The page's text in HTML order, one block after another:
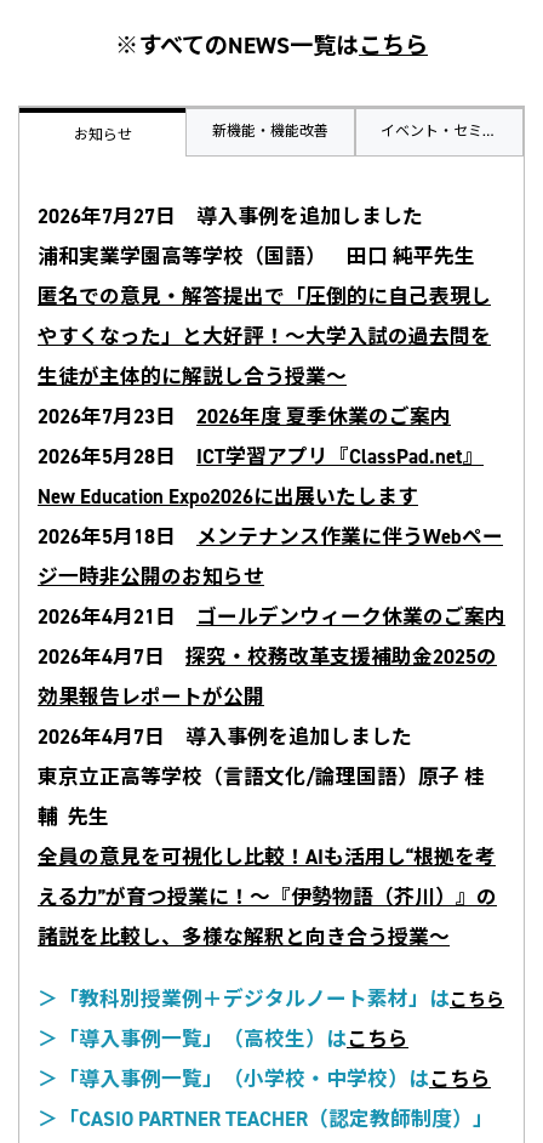
※すべてのNEWS一覧はこちら
お知らせ 新機能・機能改善
イベント・セミナ
2026年7月27日 導入事例を追加しました
浦和実業学園高等学校（国語） 田口 純平先生
匿名での意見・解答提出で「圧倒的に自己表現し
やすくなった」と大好評！〜大学入試の過去問を
生徒が主体的に解説し合う授業〜
2026年7月23日 2026年度 夏季休業のご案内
2026年5月28日 ICT学習アプリ『ClassPad.net』
New Education Expo2026に出展いたします
2026年5月18日 メンテナンス作業に伴うWebペー
ジ一時非公開のお知らせ
2026年4月21日 ゴールデンウィーク休業のご案内
2026年4月7日 探究・校務改革支援補助金2025の
効果報告レポートが公開
2026年4月7日 導入事例を追加しました
東京立正高等学校（言語文化/論理国語）原子 桂
輔 先生
全員の意見を可視化し比較！AIも活用し“根拠を考
える力”が育つ授業に！〜『伊勢物語（芥川）』の
諸説を比較し、多様な解釈と向き合う授業〜
＞「教科別授業例＋デジタルノート素材」はこちら
＞「導入事例一覧」（高校生）はこちら
＞「導入事例一覧」（小学校・中学校）はこちら
＞「CASIO PARTNER TEACHER（認定教師制度）」